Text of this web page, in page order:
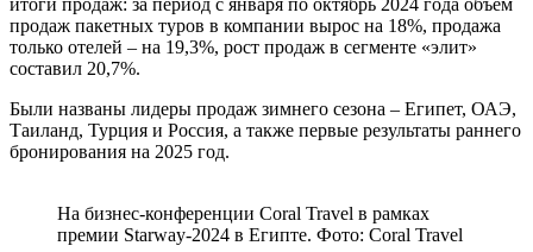
продаж пакетных туров в компании вырос на 18%, продажа
только отелей – на 19,3%, рост продаж в сегменте «элит»
составил 20,7%.
Были названы лидеры продаж зимнего сезона – Египет, ОАЭ,
Таиланд, Турция и Россия, а также первые результаты раннего
бронирования на 2025 год.
На бизнес-конференции Coral Travel в рамках
премии Starway-2024 в Египте. Фото: Coral Travel